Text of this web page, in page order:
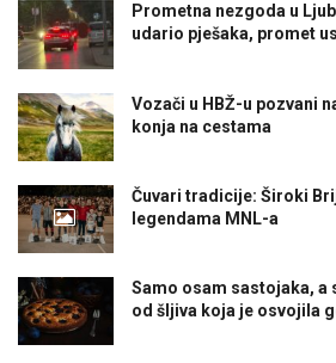
Prometna nezgoda u
udario pješaka, promet
Vozači u HBŽ-u pozvani
konja na cestama
Čuvari tradicije: Široki
legendama MNL-a
Samo osam sastojaka, a
od šljiva koja je osvojila